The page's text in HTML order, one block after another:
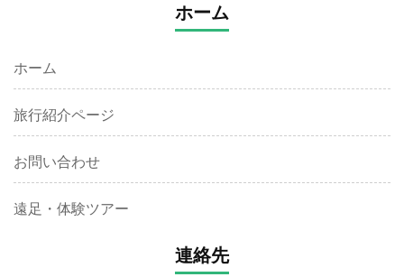
ホーム
ホーム
旅行紹介ページ
お問い合わせ
遠足・体験ツアー
連絡先